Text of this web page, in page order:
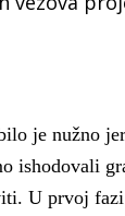
je nužno
ishodovali
U prvoj
prve ruke
u